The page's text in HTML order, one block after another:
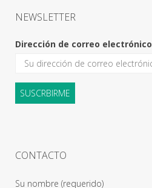
NEWSLETTER
Dirección de correo electrónico
CONTACTO
Su nombre (requerido)